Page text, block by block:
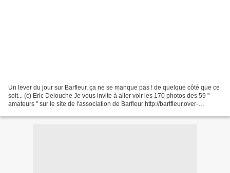
Un lever du jour sur Barfleur, ça ne se manque pas ! de quelque côté que ce
soit... (c) Eric Delouche Je vous invite à aller voir les 170 photos des 59 "
amateurs " sur le site de l'association de Barfleur http://bartfleur.over-